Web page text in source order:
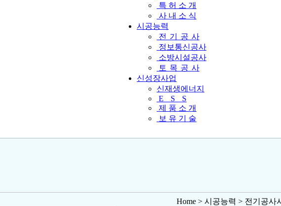
특 허 소 개
사 내 소 식
시공능력
전 기 공 사
정보통신공사
소방시설공사
토 목 공 사
신성장사업
신재생에너지
E
S
S
제 품 소 개
보 유 기 술
Home > 시공능력 > 전기공사